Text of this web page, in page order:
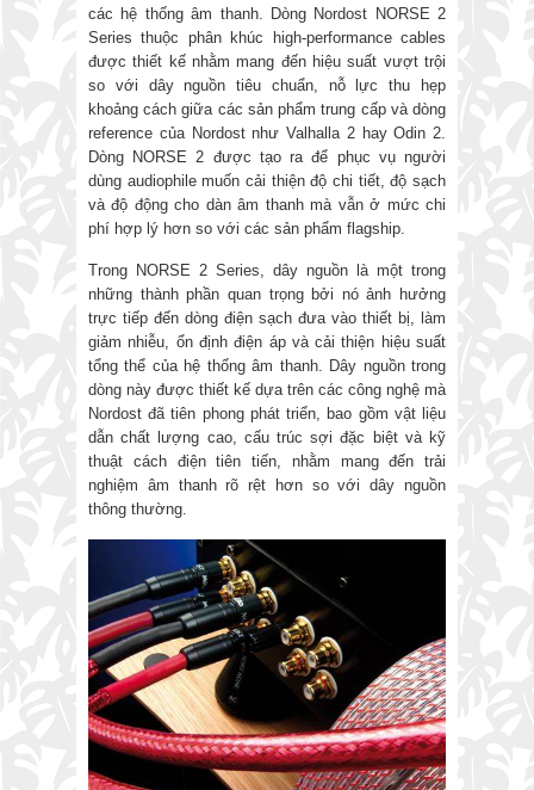
các hệ thống âm thanh. Dòng Nordost NORSE 2
Series thuộc phân khúc high-performance cables
được thiết kế nhằm mang đến hiệu suất vượt trội
so với dây nguồn tiêu chuẩn, nỗ lực thu hẹp
khoảng cách giữa các sản phẩm trung cấp và dòng
reference của Nordost như Valhalla 2 hay Odin 2.
Dòng NORSE 2 được tạo ra để phục vụ người
dùng audiophile muốn cải thiện độ chi tiết, độ sạch
và độ động cho dàn âm thanh mà vẫn ở mức chi
phí hợp lý hơn so với các sản phẩm flagship.
Trong NORSE 2 Series, dây nguồn là một trong
những thành phần quan trọng bởi nó ảnh hưởng
trực tiếp đến dòng điện sạch đưa vào thiết bị, làm
giảm nhiễu, ổn định điện áp và cải thiện hiệu suất
tổng thể của hệ thống âm thanh. Dây nguồn trong
dòng này được thiết kế dựa trên các công nghệ mà
Nordost đã tiên phong phát triển, bao gồm vật liệu
dẫn chất lượng cao, cấu trúc sợi đặc biệt và kỹ
thuật cách điện tiên tiến, nhằm mang đến trải
nghiệm âm thanh rõ rệt hơn so với dây nguồn
thông thường.